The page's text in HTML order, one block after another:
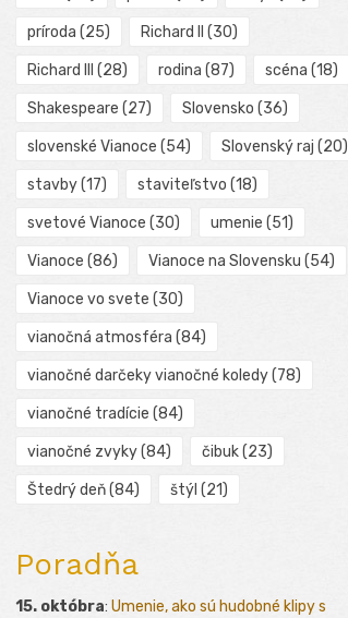
príroda (25) Richard II (30)
Richard III (28) rodina (87) scéna (18)
Shakespeare (27) Slovensko (36)
slovenské Vianoce (54) Slovenský raj (20)
stavby(17) staviteľstvo (18)
svetové Vianoce (30) umenie (51)
Vianoce (86) Vianoce na Slovensku (54)
Vianoce vo svete (30)
vianočná atmosféra (84)
vianočné darčeky vianočné koledy(78)
vianočné tradície (84)
vianočné zvyky(84) čibuk(23)
Štedrý deň(84) štýl (21)
Poradňa
15. októbra: Umenie, ako sú hudobné klipy s